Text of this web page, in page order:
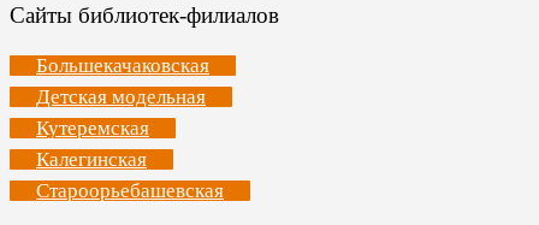
Сайты библиотек-филиалов
Большекачаковская
Детская модельная
Кутеремская
Калегинская
Староорьебашевская